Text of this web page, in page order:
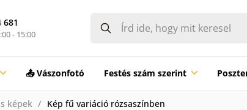
681
- 15:00
📤 Vászonfotó Festés szám szerint
képek Kép fű variáció rózsaszínben